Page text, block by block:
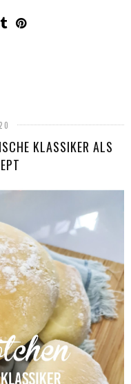
KLASSIKER ALS